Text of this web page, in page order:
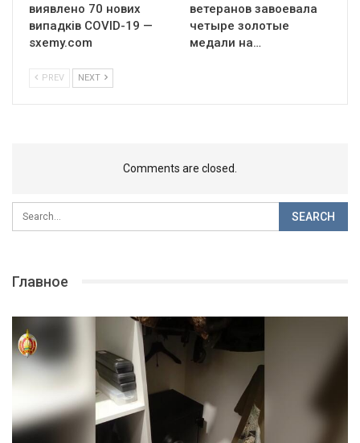
виявлено 70 нових
випадків COVID-19 —
sxemy.com
ветеранов завоевала
четыре золотые
медали на…
PREV NEXT
Comments are closed.
Главное